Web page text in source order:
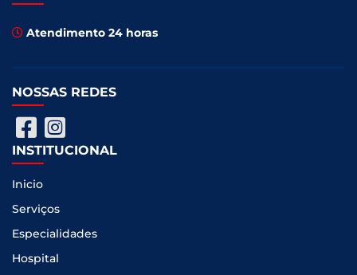
Atendimento 24 horas
NOSSAS REDES
INSTITUCIONAL
Inicio
Serviços
Especialidades
Hospital